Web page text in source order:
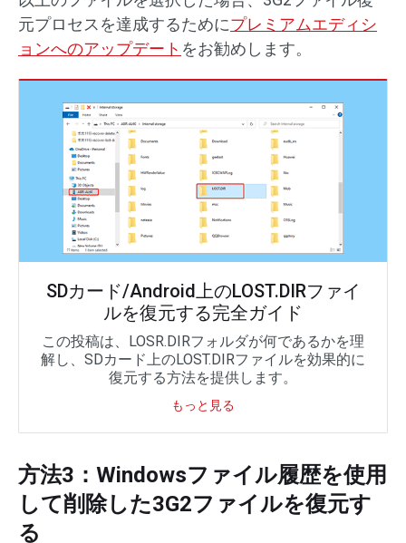
元プロセスを達成するためにプレミアムエディシ
ョンへのアップデート をお勧めします。
SDカード/Android上のLOST.DIRファイ
ルを復元する完全ガイド
この投稿は、LOSR.DIRフォルダが何であるかを理
解し、SDカード上のLOST.DIRファイルを効果的に
復元する方法を提供します。
もっと見る
方法3：Windowsファイル履歴を使用
して削除した3G2ファイルを復元す
る